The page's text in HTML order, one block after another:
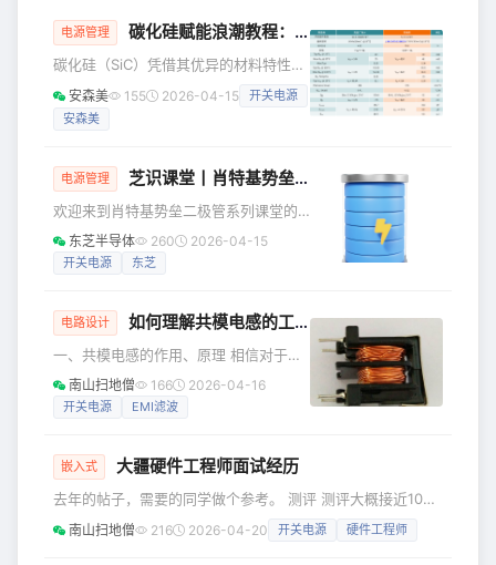
电源管理 碳化硅赋能浪潮教程：利用 SiC CJFET替代超结 MOSFET
碳化硅（SiC）凭借其优异的材料特性，
在服务器、工业电源等关键领域掀起技
术变革浪潮。本教程聚焦 SiC 尤其是
务器电源场景的应用价值。 本文将介绍
利用 SiC CJFET替代超结 MOSFET以及
开关电源应用。 1 利用 SiC CJFET替代
超结 MOSFET 安森美与竞品对比 本表
对比了安森美（onsemi） El
安森美 155 2026-04-15
开关电源
安森美
电源管理 芝识课堂丨肖特基势垒二极管，从能带到电路实战（四）
欢迎来到肖特基势垒二极管系列课堂的
最后一课！经过前三期的学习，我们从
pn结来到了更快的肖特基结。今天，让
中发挥作用？又该如何正确选用？这份
二极管的分类 东芝将二极管大致分为pn
结二极管和金属半导体结二极管。它们
从同一个物理原理出发，通过材料与结
路中不可或缺
东芝半导体 260 2026-04-15
开关电源 东芝
电路设计 如何理解共模电感的工作原理，为什么会接在
一、共模电感的作用、原理 相信对于共
模电感很多人都不陌生，但是对它的接
法你是否完全理解呢？你的电路上的共
磁芯的共模干扰抑制器件，它是由两个
在同一个铁氧体环形磁芯上，形成一个
四端器件，共模电感对交流电流起着阻
南山扫地僧 166 2026-04-16
开关电源 EMI滤波
嵌入式 大疆硬件工程师面试经历
去年的帖子，需要的同学做个参考。 测评 测评大概接近100
道题，性格测试和行测题（约20道，基本上都是逻辑推理
南山扫地僧 216 2026-04-20 开关电源 硬件工程师